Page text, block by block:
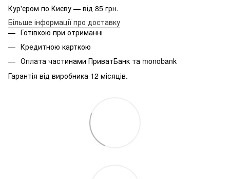
Кур'єром по Києву — від 85 грн.
Більше інформації про доставку
Готівкою при отриманні
Кредитною карткою
Оплата частинами ПриватБанк та monobank
Гарантія від виробника 12 місяців.